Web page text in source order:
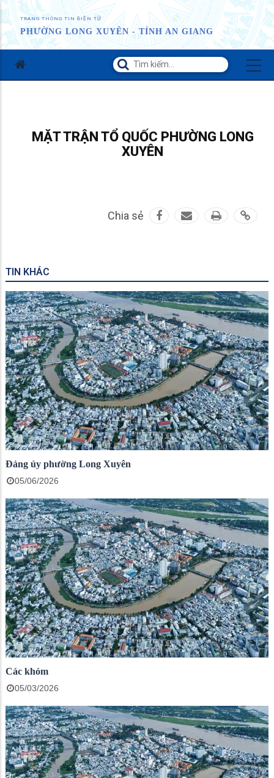
TRANG THÔNG TIN ĐIỆN TỬ
PHƯỜNG LONG XUYÊN - TỈNH AN GIANG
MẶT TRẬN TỔ QUỐC PHƯỜNG LONG
XUYÊN
Chia sẻ
TIN KHÁC
Đảng ủy phường Long Xuyên
05/06/2026
Các khóm
05/03/2026